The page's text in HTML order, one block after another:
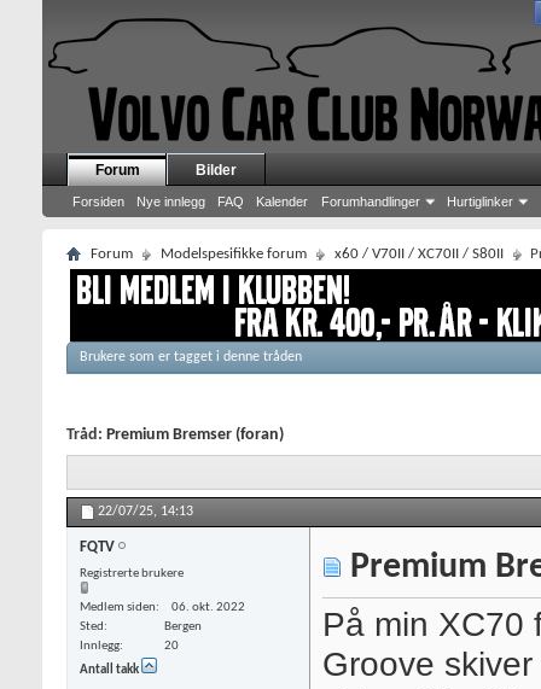
Forum
Forsiden Nye innlegg FAQ Kalender Forumhandlinger Hurtiglinker
Bilder
Forum Modelspesifikke forum x60 / V70II / XC70II / S80II
Brukere som er tagget i denne tråden
Tråd: Premium Bremser (foran)
22/07/25, 14:13
FQTV
Registrerte brukere
Medlem siden
06. okt. 2022
Sted
Bergen
Innlegg
20
Antall takk
Premium
På min XC70
Groove